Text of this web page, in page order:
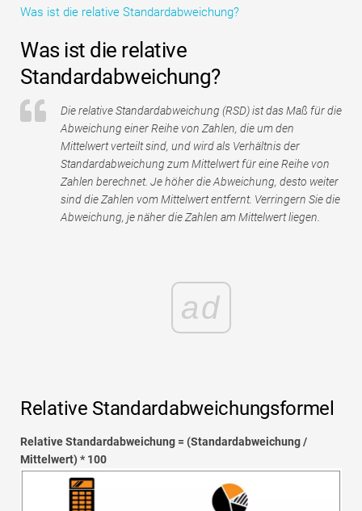
Tutorials zur Finanzmodellierung
Vollständige Form
Risikomanagement-Tutorials
Was ist die relative Standardabweichung?
Was ist die relative
Standardabweichung?
Die relative Standardabweichung (RSD) ist das Maß für die
Abweichung einer Reihe von Zahlen, die um den
Mittelwert verteilt sind, und wird als Verhältnis der
Standardabweichung zum Mittelwert für eine Reihe von
Zahlen berechnet. Je höher die Abweichung, desto weiter
sind die Zahlen vom Mittelwert entfernt. Verringern Sie die
Abweichung, je näher die Zahlen am Mittelwert liegen.
ad
Relative Standardabweichungsformel
Relative Standardabweichung = (Standardabweichung /
Mittelwert) * 100